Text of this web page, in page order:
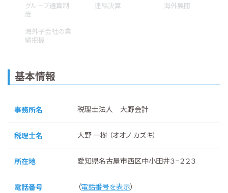
グループ通算制
度
連結決算 海外展開
海外子会社の業
績把握
基本情報
事務所名 税理士法人 大野会計
税理士名 大野 一樹 （オオノ カズキ）
所在地 愛知県名古屋市西区中小田井３−２２３
電話番号 （電話番号を表示）